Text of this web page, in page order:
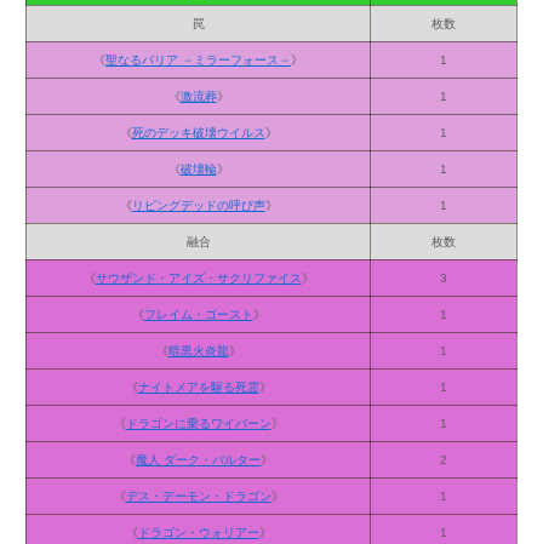
罠 枚数
《聖なるバリア －ミラーフォース－ 》 1
《激流葬》 1
《死のデッキ破壊ウイルス》 1
《破壊輪》 1
《リビングデッドの呼び声》 1
融合 枚数
《サウザンド・アイズ・サクリファイス》 3
《フレイム・ゴースト》 1
《暗黒火炎龍》 1
《ナイトメアを駆る死霊》 1
《ドラゴンに乗るワイバーン》 1
《魔人 ダーク・バルター》 2
《デス・デーモン・ドラゴン》 1
《ドラゴン・ウォリアー》 1